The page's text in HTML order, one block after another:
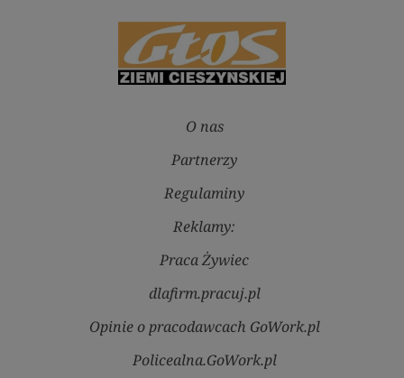
O nas
Partnerzy
Regulaminy
Reklamy:
Praca Żywiec
dlafirm.pracuj.pl
Opinie o pracodawcach GoWork.pl
Policealna.GoWork.pl